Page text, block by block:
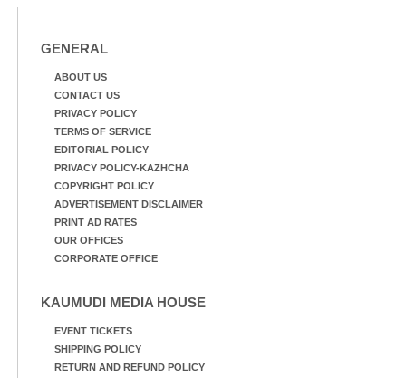
GENERAL
ABOUT US
CONTACT US
PRIVACY POLICY
TERMS OF SERVICE
EDITORIAL POLICY
PRIVACY POLICY-KAZHCHA
COPYRIGHT POLICY
ADVERTISEMENT DISCLAIMER
PRINT AD RATES
OUR OFFICES
CORPORATE OFFICE
KAUMUDI MEDIA HOUSE
EVENT TICKETS
SHIPPING POLICY
RETURN AND REFUND POLICY